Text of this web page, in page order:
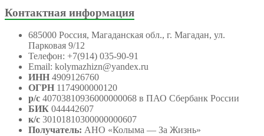
Контактная информация
685000 Россия, Магаданская обл., г. Магадан, ул.
Парковая 9/12
Телефон: +7(914) 035-90-91
Email: kolymazhizn@yandex.ru
ИНН 4909126760
ОГРН 1174900000120
р/с 40703810936000000068 в ПАО Сбербанк России
БИК 044442607
к/с 30101810300000000607
Получатель: АНО «Колыма — За Жизнь»